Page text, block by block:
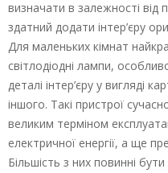
визначати в залежності
здатний додати інтер’єру
Для маленьких кімнат
світлодіодні лампи,
деталі інтер’єру у вигляді
іншого. Такі пристрої
великим терміном
електричної енергії, а ще
Більшість з них повинні